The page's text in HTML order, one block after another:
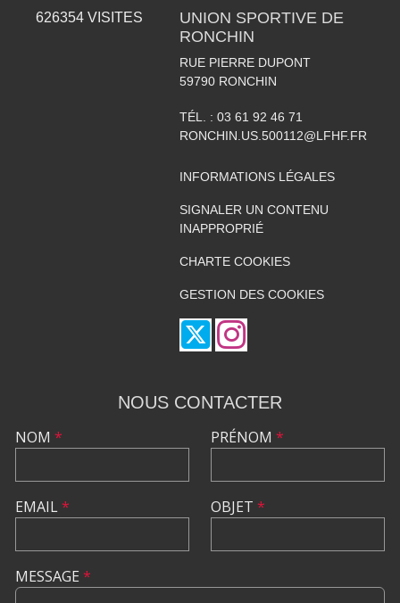
626354 VISITES
UNION SPORTIVE DE
RONCHIN
RUE PIERRE DUPONT
59790 RONCHIN
TÉL. : 03 61 92 46 71
RONCHIN.US.500112@LFHF.FR
INFORMATIONS LÉGALES
SIGNALER UN CONTENU
INAPPROPRIÉ
CHARTE COOKIES
GESTION DES COOKIES
NOUS CONTACTER
NOM *
EMAIL*
PRÉNOM *
OBJET *
MESSAGE *